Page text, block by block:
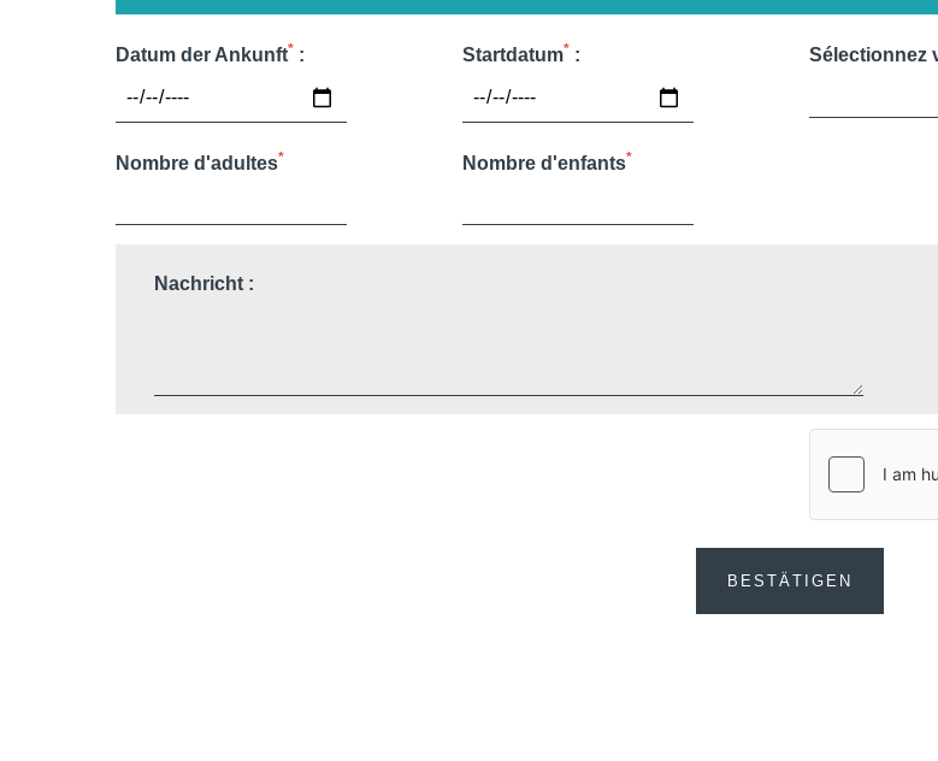
Datum der Ankunft* : Startdatum* : Sélectionnez
Nombre d'adultes* Nombre d'enfants*
Nachricht :
BESTÄTIGEN